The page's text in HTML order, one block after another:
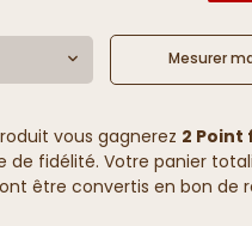
Mesurer
vous gagnerez 2 Point
de fidélité. Votre panier
être convertis en bon de